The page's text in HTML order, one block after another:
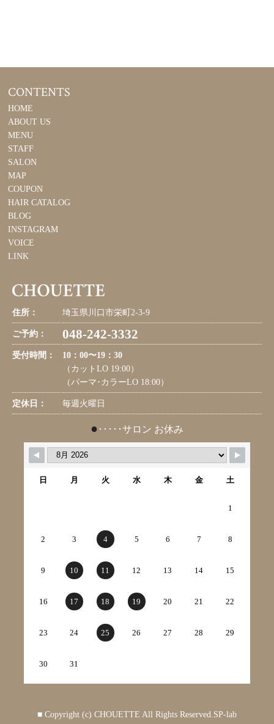
CONTENTS
HOME
ABOUT US
MENU
STAFF
SALON
MAP
COUPON
HAIR CATALOG
BLOG
INSTAGRAM
VOICE
LINK
住所： 埼玉県川口市栄町2-3-9
ご予約： 048-242-3332
受付時間：
10：00〜19：30
（カットLO 19:00）
（パーマ･カラーLO 18:00）
定休日： 毎週火曜日
● ･････サロン お休み
日 月 火 水 木 金 土
1
2 3 4 5 6 7 8
9 10 11 12 13 14 15
16 17 18 19 20 21 22
23 24 25 26 27 28 29
30 31
■ Copyright (c) CHOUETTE All Rights Reserved. SP-lab